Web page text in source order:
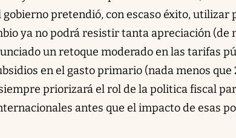
gobierno pretendió, con escaso éxito, utilizar
ya no podrá resistir tanta apreciación (de
un retoque moderado en las tarifas
en el gasto primario (nada menos que
priorizará el rol de la politica fiscal
antes que el impacto de esas